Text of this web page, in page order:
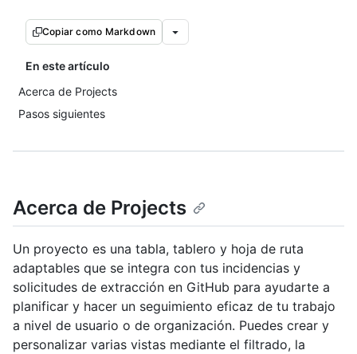
Copiar como Markdown
En este artículo
Acerca de Projects
Pasos siguientes
Acerca de Projects
Un proyecto es una tabla, tablero y hoja de ruta
adaptables que se integra con tus incidencias y
solicitudes de extracción en GitHub para ayudarte a
planificar y hacer un seguimiento eficaz de tu trabajo
a nivel de usuario o de organización. Puedes crear y
personalizar varias vistas mediante el filtrado, la